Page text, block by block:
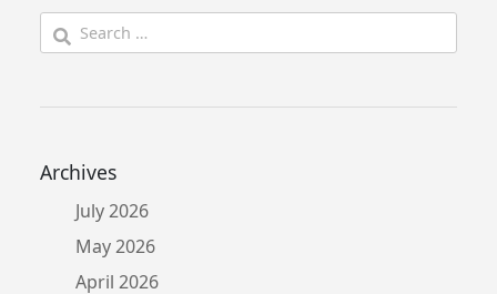
Search
for:
Archives
July 2026
May 2026
April 2026